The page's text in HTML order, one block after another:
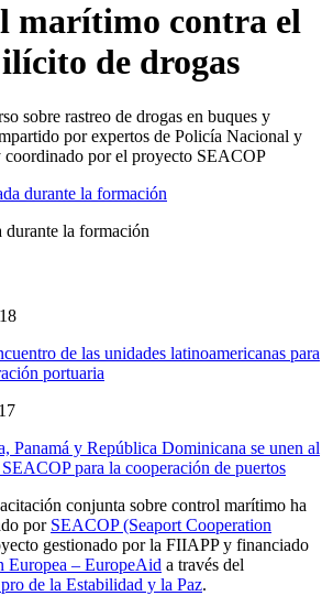
marítimo contra el
de drogas
sobre rastreo de drogas en buques y
por expertos de Policía Nacional y
por el proyecto SEACOP
durante la formación
de las unidades latinoamericanas para
portuaria
Panamá y República Dominicana se unen al
para la cooperación de puertos
conjunta sobre control marítimo ha
por SEACOP (Seaport Cooperation
gestionado por la FIIAPP y financiado
Europea – EuropeAid a través del
de la Estabilidad y la Paz.